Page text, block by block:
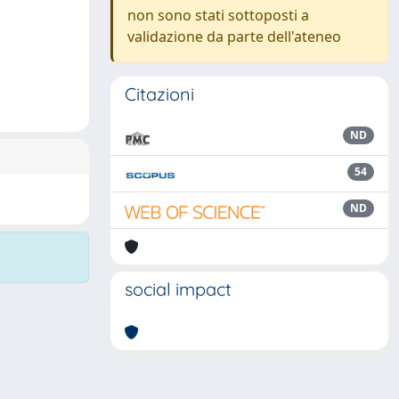
non sono stati sottoposti a
validazione da parte dell'ateneo
Citazioni
ND
54
ND
social impact